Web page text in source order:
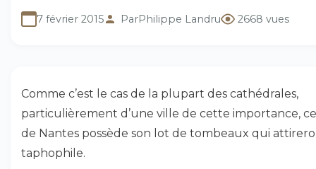
7 février 2015 ParPhilippe Landru 2668 vues
Comme c’est le cas de la plupart des cathédrales,
particulièrement d’une ville de cette importance,
de Nantes possède son lot de tombeaux qui
taphophile.